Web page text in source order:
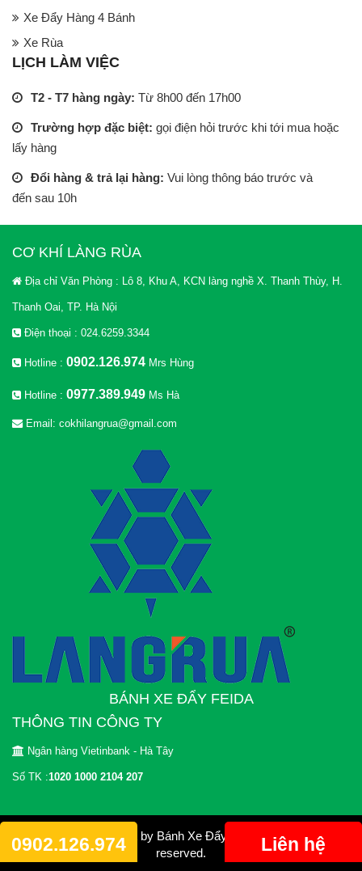
0902.126.974 Liên hệ
Xe Đẩy Hàng 4 Bánh
Xe Rùa
LỊCH LÀM VIỆC
T2 - T7 hàng ngày: Từ 8h00 đến 17h00
Trường hợp đặc biệt: gọi điện hỏi trước khi tới mua hoặc
lấy hàng
Đổi hàng & trả lại hàng: Vui lòng thông báo trước và
đến sau 10h
CƠ KHÍ LÀNG RÙA
Địa chỉ Văn Phòng : Lô 8, Khu A, KCN làng nghề X. Thanh Thùy, H.
Thanh Oai, TP. Hà Nội
Điện thoại : 024.6259.3344
Hotline : 0902.126.974 Mrs Hùng
Hotline : 0977.389.949 Ms Hà
Email: cokhilangrua@gmail.com
BÁNH XE ĐẨY FEIDA
THÔNG TIN CÔNG TY
Ngân hàng Vietinbank - Hà Tây
Số TK :1020 1000 2104 207
© 2012 Copyright by Bánh Xe Đẩy FEIDA. All rights
reserved.